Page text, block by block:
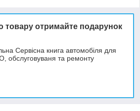
товару отримайте подарунок
Сервісна книга автомобіля для
обслуговуваня та ремонту